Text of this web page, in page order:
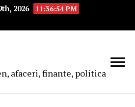
2026 11:36:54 PM
afaceri, finante, politica